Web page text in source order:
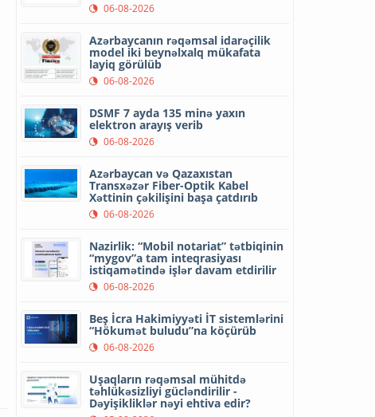
06-08-2026
Azərbaycanın rəqəmsal idarəçilik
model iki beynəlxalq mükafata
layiq görülüb
06-08-2026
DSMF 7 ayda 135 minə yaxın
elektron arayış verib
06-08-2026
Azərbaycan və Qazaxıstan
Transxəzər Fiber-Optik Kabel
Xəttinin çəkilişini başa çatdırıb
06-08-2026
Nazirlik: “Mobil notariat” tətbiqinin
“mygov”a tam inteqrasiyası
istiqamətində işlər davam etdirilir
06-08-2026
Beş İcra Hakimiyyəti İT sistemlərini
“Hökumət buludu”na köçürüb
06-08-2026
Uşaqların rəqəmsal mühitdə
təhlükəsizliyi gücləndirilir -
Dəyişikliklər nəyi ehtiva edir?